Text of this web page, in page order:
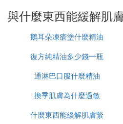
與什麼東西能緩解肌
鵝耳朵凍瘡塗什麼精油
復方純精油多少錢一瓶
通淋巴口服什麼精油
換季肌膚為什麼過敏
什麼東西能緩解肌膚緊